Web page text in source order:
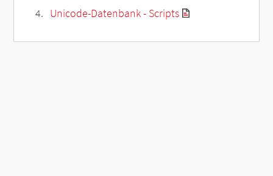
Unicode-Datenbank - Scripts